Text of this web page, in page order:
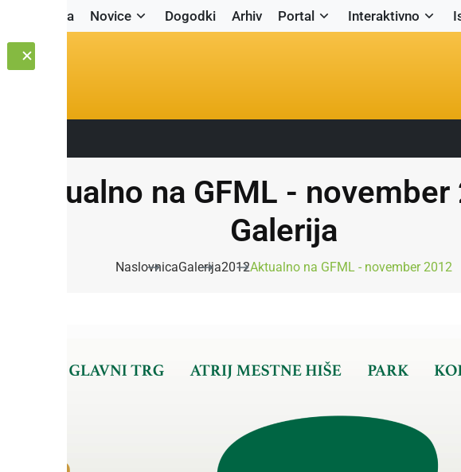
Naslovnica Novice Dogodki Arhiv Portal Interaktivno
Aktualno na GFML -
Galerija
NaslovnicaGalerija2012Aktualno na GFML - november 2012